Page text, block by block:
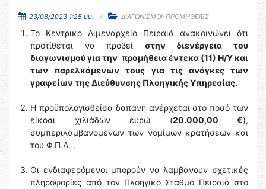
23/08/2023 1:25 μμ. ΔΙΑΓΩΝΙΣΜΟΙ-ΠΡΟΜΗΘΕΙΕΣ
Το Κεντρικό Λιμεναρχείο Πειραιά ανακοινώνει ότι
προτίθεται να προβεί στην διενέργεια του
διαγωνισμού για την προμήθεια έντεκα (11) Η/Υ και
των παρελκόμενων τους για τις ανάγκες των
γραφείων της Διεύθυνσης Πλοηγικής Υπηρεσίας.
Η προϋπολογισθείσα δαπάνη ανέρχεται στο ποσό των
είκοσι χιλιάδων ευρώ (20.000,00 €),
συμπεριλαμβανομένων των νομίμων κρατήσεων και
του Φ.Π.Α. .
Οι ενδιαφερόμενοι μπορούν να λαμβάνουν σχετικές
πληροφορίες από τον Πλοηγικό Σταθμό Πειραιά στο